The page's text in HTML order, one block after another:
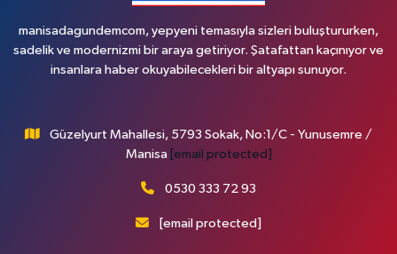
manisadagundemcom, yepyeni temasıyla sizleri buluştururken,
sadelik ve modernizmi bir araya getiriyor. Şatafattan kaçınıyor ve
insanlara haber okuyabilecekleri bir altyapı sunuyor.
Güzelyurt Mahallesi, 5793 Sokak, No:1/C - Yunusemre /
Manisa [email protected]
0530 333 72 93
[email protected]